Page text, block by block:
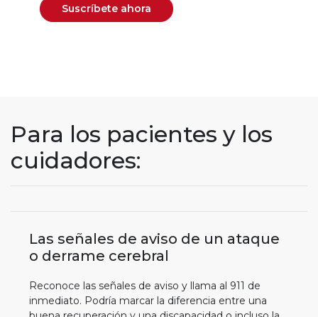
Suscríbete ahora
Para los pacientes y los
cuidadores:
Las señales de aviso de un ataque
o derrame cerebral
Reconoce las señales de aviso y llama al 911 de
inmediato. Podría marcar la diferencia entre una